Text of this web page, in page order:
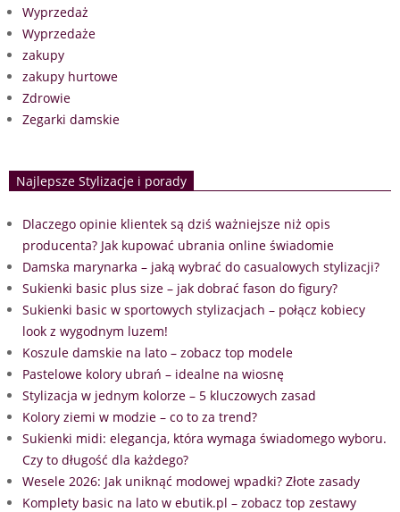
Wyprzedaż
Wyprzedaże
zakupy
zakupy hurtowe
Zdrowie
Zegarki damskie
Najlepsze Stylizacje i porady
Dlaczego opinie klientek są dziś ważniejsze niż opis
producenta? Jak kupować ubrania online świadomie
Damska marynarka – jaką wybrać do casualowych stylizacji?
Sukienki basic plus size – jak dobrać fason do figury?
Sukienki basic w sportowych stylizacjach – połącz kobiecy
look z wygodnym luzem!
Koszule damskie na lato – zobacz top modele
Pastelowe kolory ubrań – idealne na wiosnę
Stylizacja w jednym kolorze – 5 kluczowych zasad
Kolory ziemi w modzie – co to za trend?
Sukienki midi: elegancja, która wymaga świadomego wyboru.
Czy to długość dla każdego?
Wesele 2026: Jak uniknąć modowej wpadki? Złote zasady
Komplety basic na lato w ebutik.pl – zobacz top zestawy